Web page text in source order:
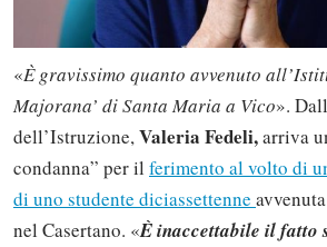
«È gravissimo quanto avvenuto
Majorana’ di Santa Maria a Vico».
dell’Istruzione,Valeria Fedeli,arriva
condanna” per il ferimento al volto di
di uno studente diciassettenne
nel Casertano. «È inaccettabile il fatto